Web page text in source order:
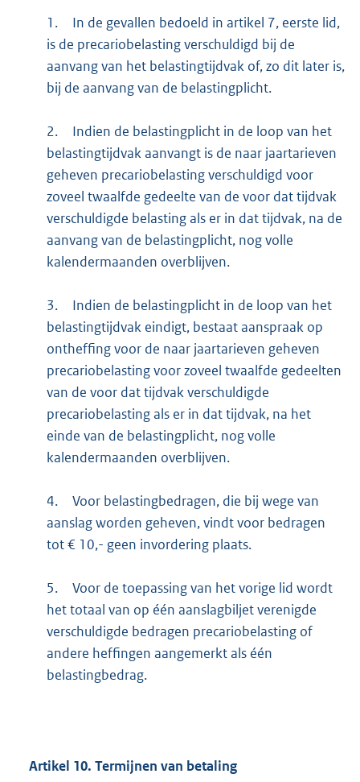
1.
In de gevallen bedoeld in artikel 7, eerste lid,
is de precariobelasting verschuldigd bij de
aanvang van het belastingtijdvak of, zo dit later is,
bij de aanvang van de belastingplicht.
2.
Indien de belastingplicht in de loop van het
belastingtijdvak aanvangt is de naar jaartarieven
geheven precariobelasting verschuldigd voor
zoveel twaalfde gedeelte van de voor dat tijdvak
verschuldigde belasting als er in dat tijdvak, na de
aanvang van de belastingplicht, nog volle
kalendermaanden overblijven.
3.
Indien de belastingplicht in de loop van het
belastingtijdvak eindigt, bestaat aanspraak op
ontheffing voor de naar jaartarieven geheven
precariobelasting voor zoveel twaalfde gedeelten
van de voor dat tijdvak verschuldigde
precariobelasting als er in dat tijdvak, na het
einde van de belastingplicht, nog volle
kalendermaanden overblijven.
4.
Voor belastingbedragen, die bij wege van
aanslag worden geheven, vindt voor bedragen
tot € 10,- geen invordering plaats.
5.
Voor de toepassing van het vorige lid wordt
het totaal van op één aanslagbiljet verenigde
verschuldigde bedragen precariobelasting of
andere heffingen aangemerkt als één
belastingbedrag.
Artikel 10. Termijnen van betaling